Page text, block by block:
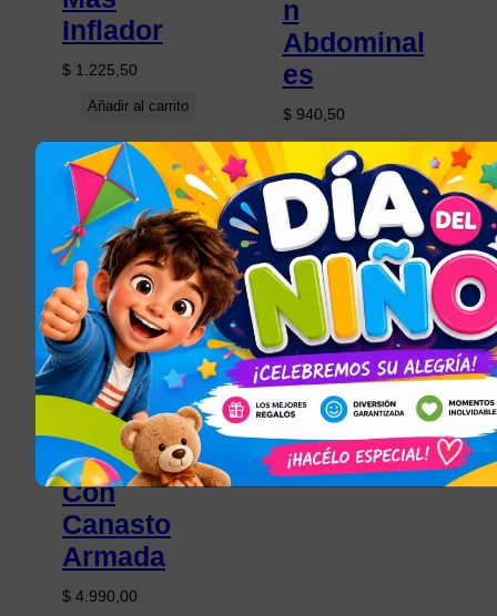
Inflador
$ 1.225,50
Añadir al carrito
n
Abdominal
es
$940,50
Añadir al carrito
JUGUETES PARA
NIÑOS Y NIÑAS ,
TODOS LOS
ARTÍCULOS
Bicicleta
Bici Niña
Rodado 20
Con
Canasto
Armada
$ 4.990,00